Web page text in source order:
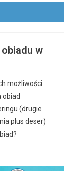
w
możliwości
obiad
(drugie
plus deser)